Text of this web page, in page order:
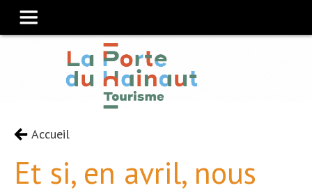
Accueil
Et si, en avril, nous